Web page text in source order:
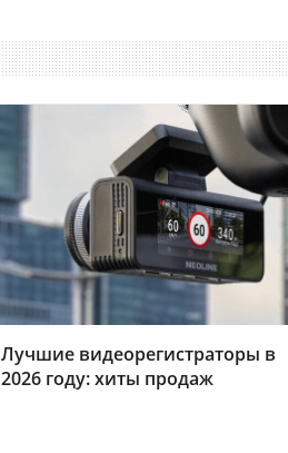
Лучшие видеорегистраторы в
2026 году: хиты продаж